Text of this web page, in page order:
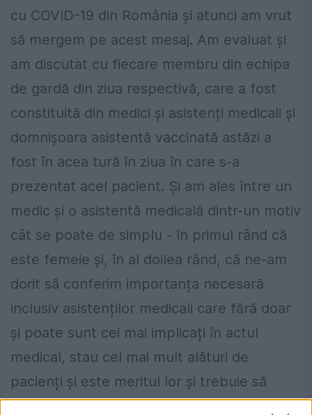
cu COVID-19 din România și atunci am vrut
să mergem pe acest mesaj. Am evaluat și
am discutat cu fiecare membru din echipa
de gardă din ziua respectivă, care a fost
constituită din medici și asistenți medicali și
domnișoara asistentă vaccinată astăzi a
fost în acea tură în ziua în care s-a
prezentat acel pacient. Și am ales între un
medic și o asistentă medicală dintr-un motiv
cât se poate de simplu - în primul rând că
este femeie și, în al doilea rând, că ne-am
dorit să conferim importanța necesară
inclusiv asistenților medicali care fără doar
și poate sunt cei mai implicați în actul
medical, stau cel mai mult alături de
pacienți și este meritul lor și trebuie să
arătăm respect pentru această categorie",